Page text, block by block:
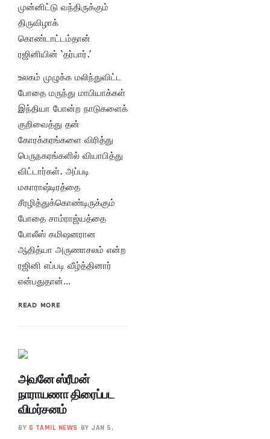
முன்னிட்டு வந்திருக்கும்
திருவிழாக்
கொண்டாட்டம்தான்
ரஜினியின் ‘தர்பார்.’
உலகம் முழுக்க மலிந்துவிட்ட
போதை மருந்து மாபியாக்கள்
இந்தியா போன்ற நாடுகளைக்
குறிவைத்து தன்
கோரக்கரங்களை விரித்து
பெருநகரங்களில் வியாபித்து
விட்டார்கள். அப்படி
மகாராஷ்டிரத்தை
சீரழித்துக்கொண்டிருக்கும்
போதை சாம்ராஜ்யத்தை
போலீஸ் கமிஷனரான
ஆதித்யா அருணாசலம் என்ற
ரஜினி எப்படி வீழ்த்தினார்
என்பதுதான்…
READ MORE
அவனே ஸ்ரீமன்
நாராயணா திரைப்பட
விமர்சனம்
BY G TAMIL NEWS BY JAN 5,